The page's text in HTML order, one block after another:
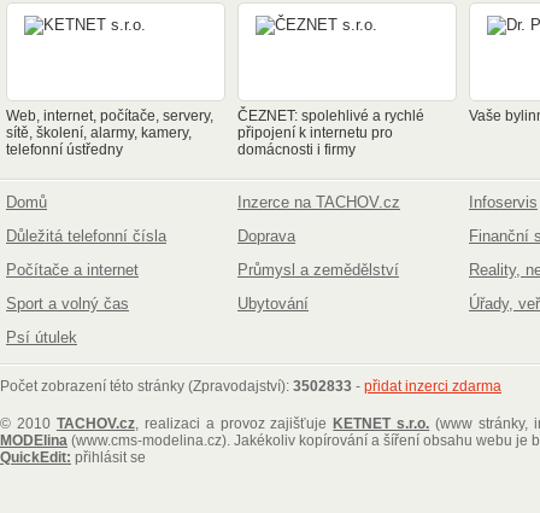
Web, internet, počítače, servery,
sítě, školení, alarmy, kamery,
telefonní ústředny
ČEZNET: spolehlivé a rychlé
připojení k internetu pro
domácnosti i firmy
Vaše
Domů Inzerce na TACHOV.cz
Infoservis
Důležitá telefonní čísla
Doprava
Finanční
Počítače a internet
Průmysl a zemědělství
Reality,
Sport a volný čas
Ubytování
Úřady,
Psí útulek
Počet zobrazení této stránky (Zpravodajství): 3502833 - přidat inzerci zdarma
© 2010 TACHOV.cz, realizaci a provoz zajišťuje KETNET s.r.o. (www stránky,
MODElina (www.cms-modelina.cz). Jakékoliv kopírování a šíření obsahu webu je
QuickEdit: přihlásit se